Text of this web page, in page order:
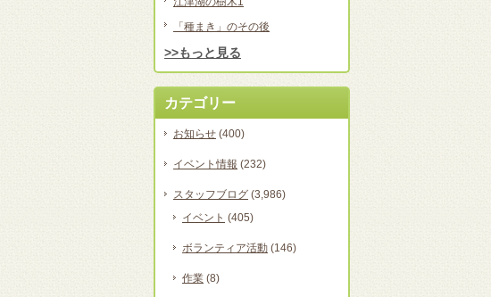
「種まき」のその後
>>もっと見る
カテゴリー
お知らせ (400)
イベント情報 (232)
スタッフブログ (3,986)
イベント (405)
ボランティア活動 (146)
作業 (8)